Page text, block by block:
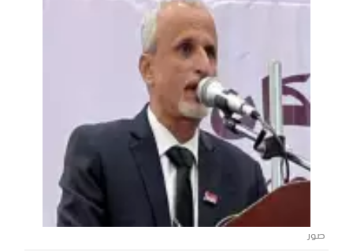
بيان لنشطاء جنوبيين: الشراكة مع المملكة
خيار استراتيجي والمشروع الحوثي تهديد
وجودي للمنطقة
أصدر مجموعة من النشطاء الجنوبيين، اليوم الثلاثاء، بياناً
سياسياً هاماً أكدوا فيه على مركزية الشراكة...
صور